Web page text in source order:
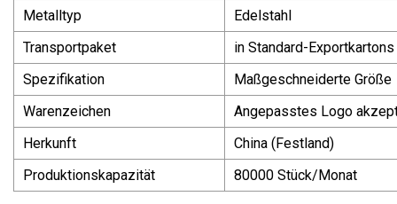
Metalltyp
Edelstahl
Transportpaket
in Standard-Exportkartons
Spezifikation
Maßgeschneiderte Größe
Warenzeichen
Angepasstes Logo
Herkunft
China (Festland)
Produktionskapazität
80000 Stück/Monat